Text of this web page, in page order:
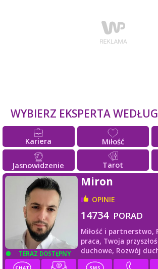
WYBIERZ EKSPERTA
Kariera Miłość
Jasnowidzenie Tarot
TERAZ DOSTĘPNY
Miron
OPINIE
14734 PORAD
Miłość i partnerstwo,
praca, Twoja
duchowe, Rozwój